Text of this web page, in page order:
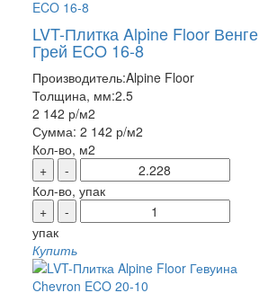
LVT-Плитка Alpine Floor Венге
Грей ECO 16-8
Производитель:Alpine Floor
Толщина, мм:2.5
2 142 р/м2
Сумма: 2 142 р/м2
Кол-во, м2
+
-
Кол-во, упак
+
-
упак
Купить